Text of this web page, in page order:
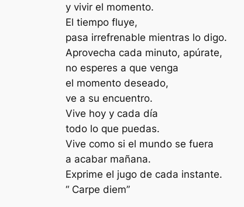
y vivir el momento.
El tiempo fluye,
pasa irrefrenable mientras lo digo.
Aprovecha cada minuto, apúrate,
no esperes a que venga
el momento deseado,
ve a su encuentro.
Vive hoy y cada día
todo lo que puedas.
Vive como si el mundo se fuera
a acabar mañana.
Exprime el jugo de cada instante.
“ Carpe diem”